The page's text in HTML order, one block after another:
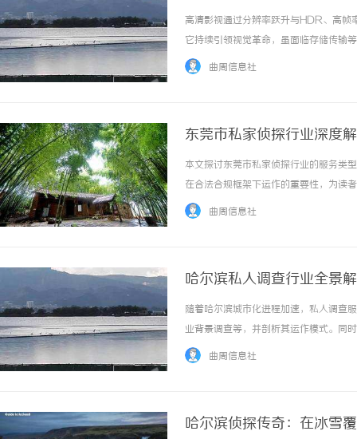
高清影视通过分辨率跃升与HDR、高
它持续引领视觉革命，虽面临存储传输
曲周信息社
东莞市私家侦探行业深度
本文探讨东莞市私家侦探行业的服务类
在合法合规框架下运作的重要性，为读
曲周信息社
哈尔滨私人调查行业全景
随着哈尔滨城市化进程加速，私人调查
业背景调查等，并剖析其运作模式。同
揭示行业实态。最后，为公众提供选择
曲周信息社
哈尔滨侦探传奇：在冰雪